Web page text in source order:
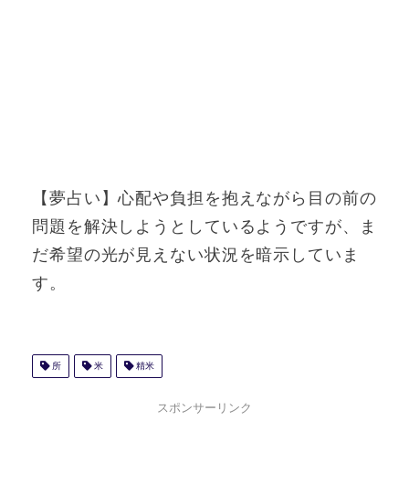
【夢占い】心配や負担を抱えながら目の前の
問題を解決しようとしているようですが、ま
だ希望の光が見えない状況を暗示していま
す。
所 米 精米
スポンサーリンク